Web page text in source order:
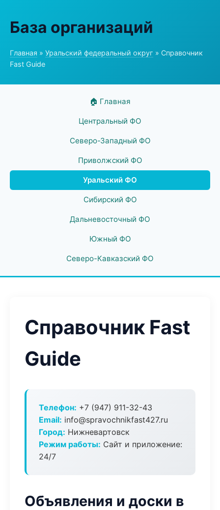
База организаций
Главная » Уральский федеральный округ » Справочник
Fast Guide
🏠 Главная
Центральный ФО
Северо-Западный ФО
Приволжский ФО
Уральский ФО
Сибирский ФО
Дальневосточный ФО
Южный ФО
Северо-Кавказский ФО
Справочник Fast
Guide
Телефон: +7 (947) 911-32-43
Email: info@spravochnikfast427.ru
Город: Нижневартовск
Режим работы: Сайт и приложение:
24/7
Объявления и доски в